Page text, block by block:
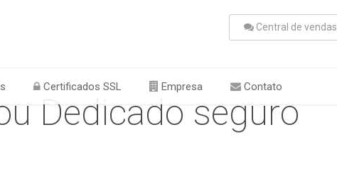
Central de vendas
Certificados SSL Empresa Contato
Dedicado seguro